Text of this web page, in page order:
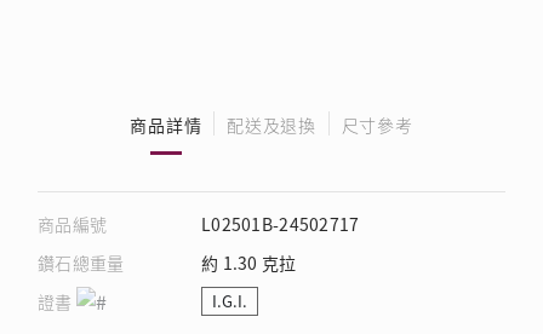
商品詳情 配送及退換 尺寸參考
商品編號
L02501B-24502717
鑽石總重量
約 1.30 克拉
證書
I.G.I.